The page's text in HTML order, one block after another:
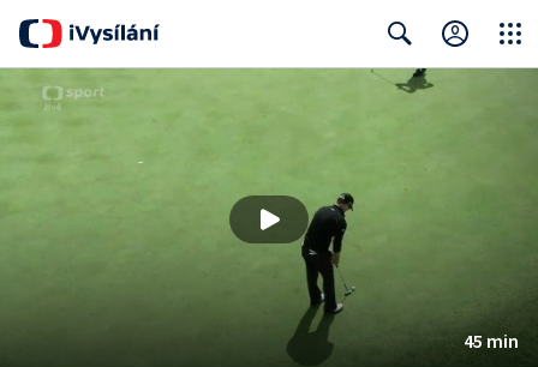
Search
45 min